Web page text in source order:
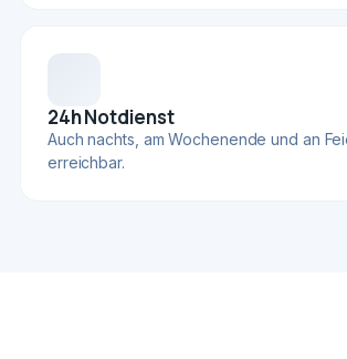
24h Notdienst
Auch nachts, am Wochenende und an
erreichbar.